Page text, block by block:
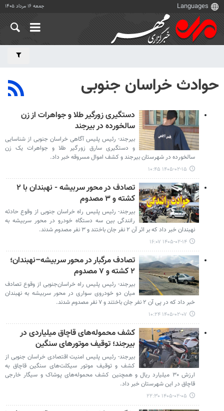
جمعه ۱۶ مرداد ۱۴۰۵
حوادث خراسان جنوبی
دستگیری زورگیر طلا و جواهرات از زن
سالخورده در بیرجند
بیرجند- رئیس پلیس آگاهی خراسان جنوبی از شناسایی
و دستگیری سارق زورگیر طلا و جواهرات یک زن
سالخورده در شهرستان بیرجند و کشف اموال مسروقه خبر داد.
۱۴۰۵-۰۲-۱۵ ۱۰:۴۵
تصادف در محور سربیشه - نهبندان با ۲
کشته و ۳ مصدوم
بیرجند- رئیس پلیس راه خراسان جنوبی از وقوع حادثه
رانندگی بین سه دستگاه خودرو در محور سربیشه به
نهبندان خبر داد که بر اثر آن ۲ نفر جان باختند و ۳ نفر مصدوم شدند.
۱۴۰۵-۰۲-۱۴ ۱۶:۰۷
تصادف مرگبار در محور سربیشه–نهبندان؛
۲ کشته و ۷ مصدوم
بیرجند- رئیس پلیس راه خراسان‌جنوبی از وقوع تصادف
میان دو خودروی سواری در محور سربیشه به نهبندان
خبر داد که در پی آن ۲ نفر جان باختند و ۷ نفر مصدوم شدند.
۱۴۰۵-۰۲-۰۷ ۱۰:۲۴
کشف محموله‌های قاچاق میلیاردی در
بیرجند؛ توقیف موتورهای سنگین
بیرجند- رئیس پلیس امنیت اقتصادی خراسان جنوبی از
کشف و توقیف موتور سیکلت‌های سنگین قاچاق به
ارزش ۳۰ میلیارد ریال و همچنین کشف محموله‌های پوشاک و سیگار خارجی
قاچاق در این شهرستان خبر داد.
۱۴۰۵-۰۲-۰۵ ۲۲:۳۰